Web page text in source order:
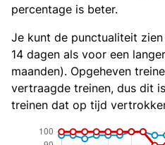
percentage is beter.
Je kunt de punctualiteit
14 dagen als voor een
maanden). Opgeheven
vertraagde treinen, dus dit
treinen dat op tijd